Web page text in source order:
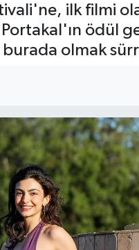
ilk filmi
ödül
olmak